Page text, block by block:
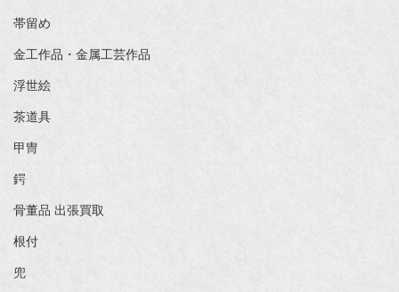
帯留め
金工作品・金属工芸作品
浮世絵
茶道具
甲冑
鍔
骨董品 出張買取
根付
兜